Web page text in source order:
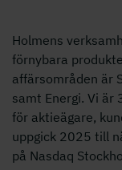
Holmens
förnybara
affärsområden är
samt Energi. Vi är
för aktieägare,
uppgick 2025 till
på Nasdaq